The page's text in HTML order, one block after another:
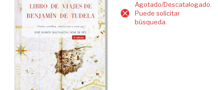
Agotado/Descatalogado.
Puede solicitar
búsqueda.